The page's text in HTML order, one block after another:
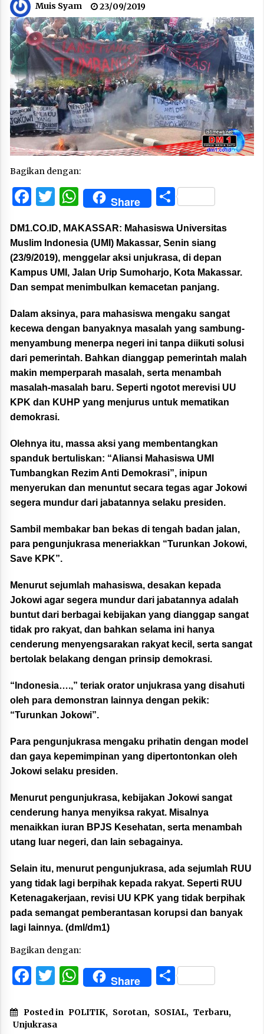
Muis Syam 23/09/2019
Bagikan dengan:
Facebook
Twitter
WhatsApp
Share Share
DM1.CO.ID, MAKASSAR: Mahasiswa Universitas
Muslim Indonesia (UMI) Makassar, Senin siang
(23/9/2019), menggelar aksi unjukrasa, di depan
Kampus UMI, Jalan Urip Sumoharjo, Kota Makassar.
Dan sempat menimbulkan kemacetan panjang.
Dalam aksinya, para mahasiswa mengaku sangat
kecewa dengan banyaknya masalah yang sambung-
menyambung menerpa negeri ini tanpa diikuti solusi
dari pemerintah. Bahkan dianggap pemerintah malah
makin memperparah masalah, serta menambah
masalah-masalah baru. Seperti ngotot merevisi UU
KPK dan KUHP yang menjurus untuk mematikan
demokrasi.
Olehnya itu, massa aksi yang membentangkan
spanduk bertuliskan: “Aliansi Mahasiswa UMI
Tumbangkan Rezim Anti Demokrasi”, inipun
menyerukan dan menuntut secara tegas agar Jokowi
segera mundur dari jabatannya selaku presiden.
Sambil membakar ban bekas di tengah badan jalan,
para pengunjukrasa meneriakkan “Turunkan Jokowi,
Save KPK”.
Menurut sejumlah mahasiswa, desakan kepada
Jokowi agar segera mundur dari jabatannya adalah
buntut dari berbagai kebijakan yang dianggap sangat
tidak pro rakyat, dan bahkan selama ini hanya
cenderung menyengsarakan rakyat kecil, serta sangat
bertolak belakang dengan prinsip demokrasi.
“Indonesia….,” teriak orator unjukrasa yang disahuti
oleh para demonstran lainnya dengan pekik:
“Turunkan Jokowi”.
Para pengunjukrasa mengaku prihatin dengan model
dan gaya kepemimpinan yang dipertontonkan oleh
Jokowi selaku presiden.
Menurut pengunjukrasa, kebijakan Jokowi sangat
cenderung hanya menyiksa rakyat. Misalnya
menaikkan iuran BPJS Kesehatan, serta menambah
utang luar negeri, dan lain sebagainya.
Selain itu, menurut pengunjukrasa, ada sejumlah RUU
yang tidak lagi berpihak kepada rakyat. Seperti RUU
Ketenagakerjaan, revisi UU KPK yang tidak berpihak
pada semangat pemberantasan korupsi dan banyak
lagi lainnya. (dml/dm1)
Bagikan dengan:
Facebook
Twitter
WhatsApp
Share Share
Posted in POLITIK, Sorotan, SOSIAL, Terbaru,
Unjukrasa